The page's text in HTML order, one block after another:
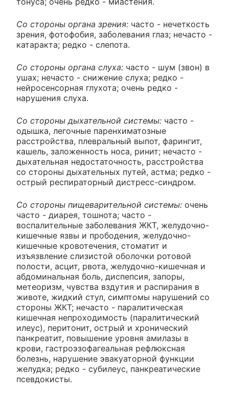
Со стороны органа зрения: часто - нечеткость
зрения, фотофобия, заболевания глаз; нечасто -
катаракта; редко - слепота.
Со стороны органа слуха: часто - шум (звон) в
ушах; нечасто - снижение слуха; редко -
нейросенсорная глухота; очень редко -
нарушения слуха.
Со стороны дыхательной системы: часто -
одышка, легочные паренхиматозные
расстройства, плевральный выпот, фарингит,
кашель, заложенность носа, ринит; нечасто -
дыхательная недостаточность, расстройства
со стороны дыхательных путей, астма; редко -
острый респираторный дистресс-синдром.
Со стороны пищеварительной системы: очень
часто - диарея, тошнота; часто -
воспалительные заболевания ЖКТ, желудочно-
кишечные язвы и прободения, желудочно-
кишечные кровотечения, стоматит и
изъязвление слизистой оболочки ротовой
полости, асцит, рвота, желудочно-кишечная и
абдоминальная боль, диспепсия, запоры,
метеоризм, чувства вздутия и распирания в
животе, жидкий стул, симптомы нарушений со
стороны ЖКТ; нечасто - паралитическая
кишечная непроходимость (паралитический
илеус), перитонит, острый и хронический
панкреатит, повышение уровня амилазы в
крови, гастроэзофагеальная рефлюксная
болезнь, нарушение эвакуаторной функции
желудка; редко - субилеус, панкреатические
псевдокисты.